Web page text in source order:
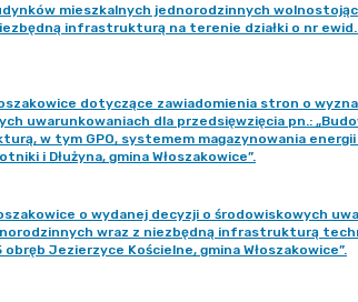
mieszkalnych jednorodzinnych
infrastrukturą na terenie działki o nr ewid.
dotyczące zawiadomienia stron o
uwarunkowaniach dla przedsięwzięcia pn.:
w tym GPO, systemem magazynowania
i Dłużyna, gmina Włoszakowice”.
o wydanej decyzji o środowiskowych
wraz z niezbędną infrastrukturą
Jezierzyce Kościelne, gmina Włoszakowice”.